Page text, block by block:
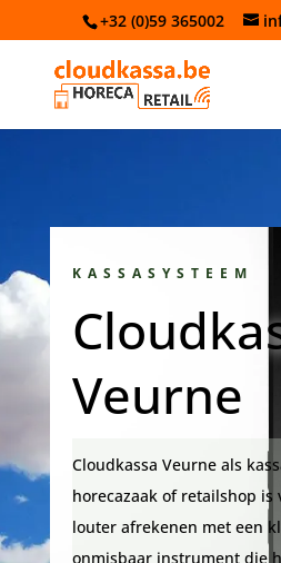
+32 (0)59 365002
KASSASYSTEEM
Veurne
Cloudkassa Veurne als
horecazaak of retailshop is
louter afrekenen met een
onmisbaar instrument die